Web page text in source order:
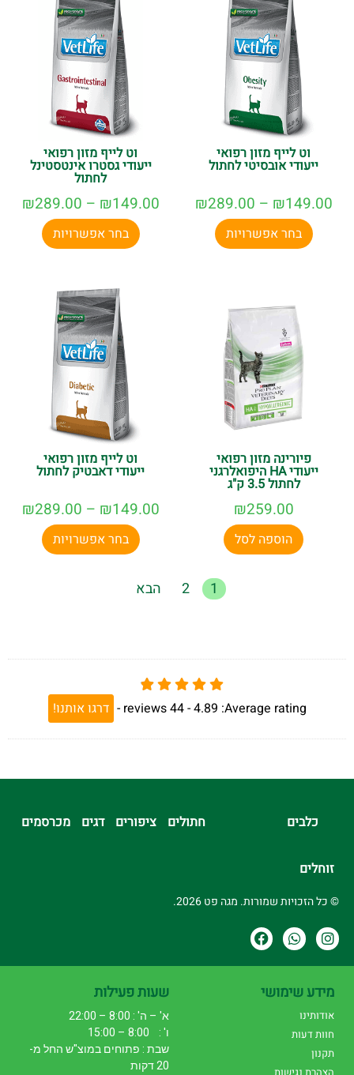
וט לייף מזון רפואי
ייעודי אובסיטי לחתול
₪149.00
–
₪289.00
בחר אפשרויות
וט לייף מזון רפואי
ייעודי גסטרו אינטסטינל
לחתול
₪149.00
–
₪289.00
בחר אפשרויות
פיורינה מזון רפואי
ייעודי HA היפואלרגני
לחתול 3.5 ק"ג
₪259.00
הוספה לסל
וט לייף מזון רפואי
ייעודי דאבטיק לחתול
₪149.00
–
₪289.00
בחר אפשרויות
1
2 הבא
Average rating:
4.89 -
44
reviews
- דרגו אותנו!
כלבים חתולים ציפורים דגים מכרסמים
זוחלים
© כל הזכויות שמורות. מגה פט 2026.
מידע שימושי
אודותינו
חוות דעות
תקנון
שעות פעילות
א' – ה' : 8:00 – 22:00
ו' : 8:00 – 15:00
שבת : פתוחים במוצ"ש החל מ-
20 דקות